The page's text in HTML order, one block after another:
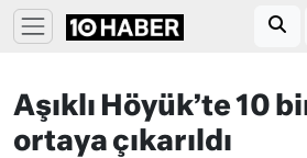
Aşıklı Höyük’te 10
ortaya çıkarıldı